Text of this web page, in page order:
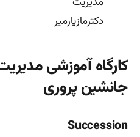
دکترمازیارمیر
کارگاه آموزشی
جانشین پروری
Succession